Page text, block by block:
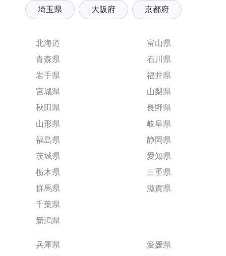
埼玉県 大阪府 京都府
北海道
青森県
岩手県
宮城県
秋田県
山形県
福島県
茨城県
栃木県
群馬県
千葉県
新潟県
富山県
石川県
福井県
山梨県
長野県
岐阜県
静岡県
愛知県
三重県
滋賀県
兵庫県
愛媛県